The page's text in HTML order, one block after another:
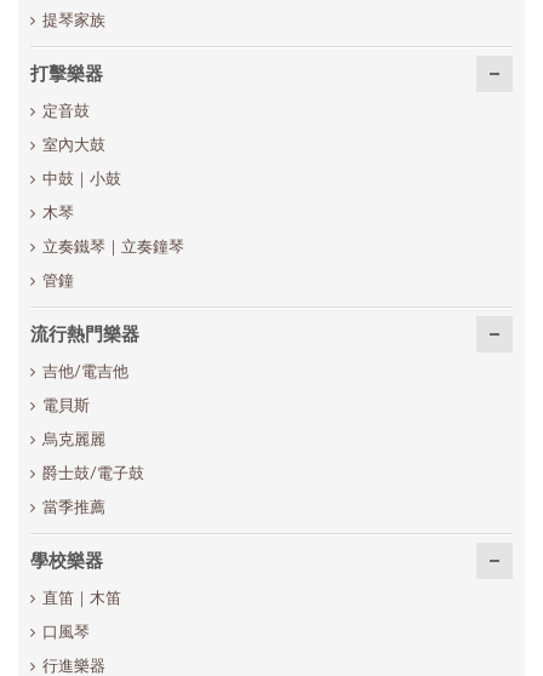
提琴家族
打擊樂器
定音鼓
室內大鼓
中鼓｜小鼓
木琴
立奏鐵琴｜立奏鐘琴
管鐘
流行熱門樂器
吉他/電吉他
電貝斯
烏克麗麗
爵士鼓/電子鼓
當季推薦
學校樂器
直笛｜木笛
口風琴
行進樂器